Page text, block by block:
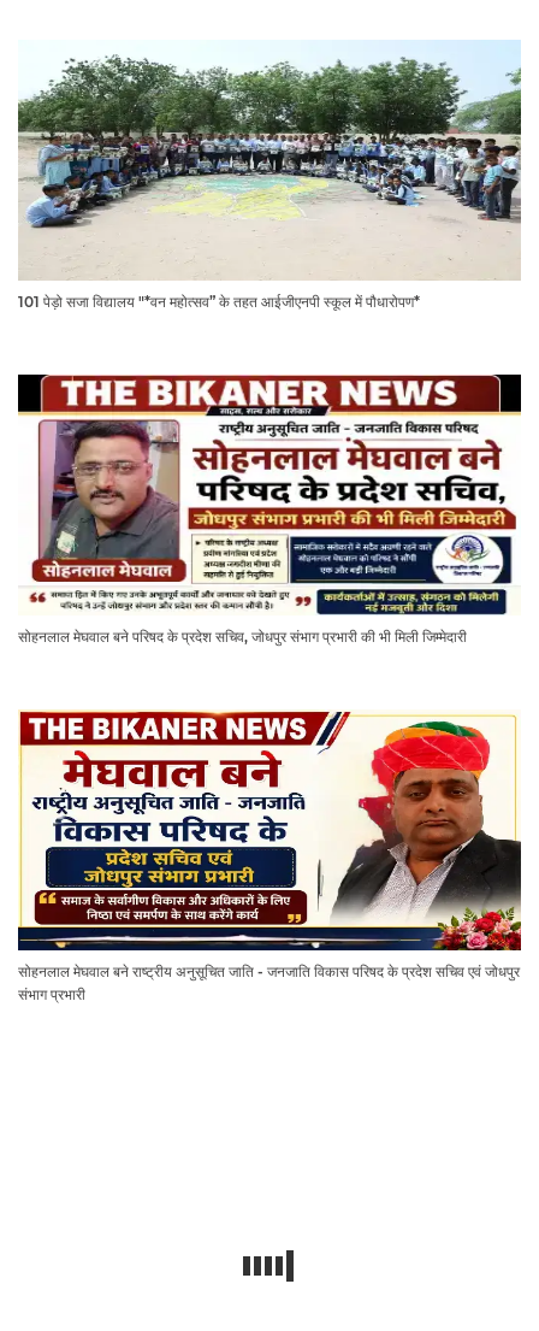
101 पेड़ो सजा विद्यालय "*वन महोत्सव” के तहत आईजीएनपी स्कूल में पौधारोपण*
सोहनलाल मेघवाल बने परिषद के प्रदेश सचिव, जोधपुर संभाग प्रभारी की भी मिली जिम्मेदारी
सोहनलाल मेघवाल बने राष्ट्रीय अनुसूचित जाति - जनजाति विकास परिषद के प्रदेश सचिव एवं जोधपुर
संभाग प्रभारी